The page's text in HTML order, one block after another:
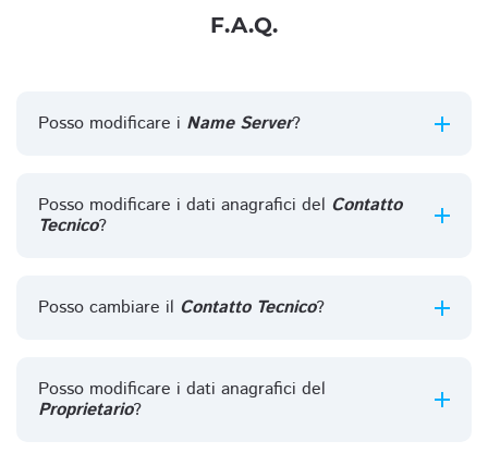
F.A.Q.
Posso modificare i Name Server?
Posso modificare i dati anagrafici del Contatto
Tecnico?
Posso cambiare il Contatto Tecnico?
Posso modificare i dati anagrafici del
Proprietario?